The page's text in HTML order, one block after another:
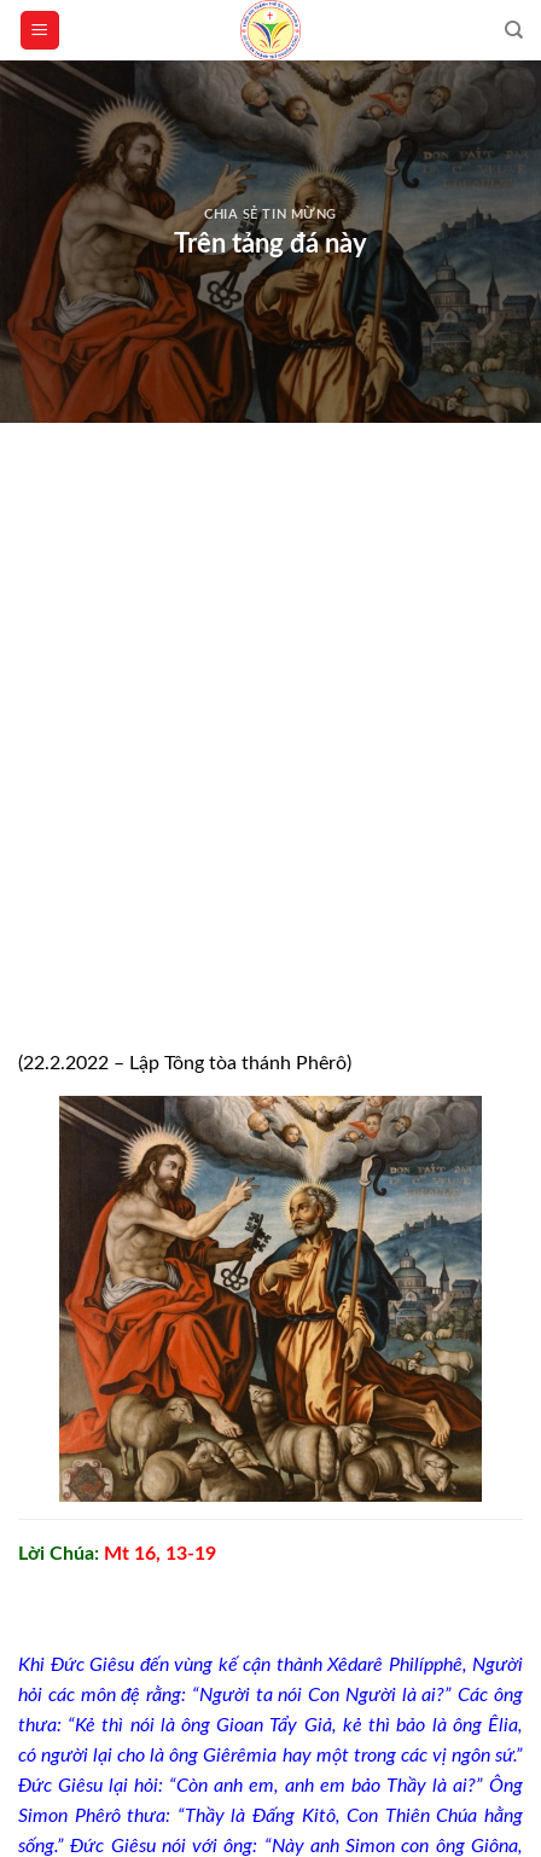
Skip
content
CHIA SẺ TIN MỪNG
Trên tảng đá này
(22.2.2022 – Lập Tông tòa thánh Phêrô)
Lời Chúa: Mt 16, 13-19
Khi Ðức Giêsu đến vùng kế cận thành Xêdarê Philípphê, Người
hỏi các môn đệ rằng: “Người ta nói Con Người là ai?” Các ông
thưa: “Kẻ thì nói là ông Gioan Tẩy Giả, kẻ thì bảo là ông Êlia,
có người lại cho là ông Giêrêmia hay một trong các vị ngôn sứ.”
Ðức Giêsu lại hỏi: “Còn anh em, anh em bảo Thầy là ai?” Ông
Simon Phêrô thưa: “Thầy là Ðấng Kitô, Con Thiên Chúa hằng
sống.” Ðức Giêsu nói với ông: “Này anh Simon con ông Giôna,